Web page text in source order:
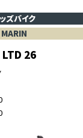
ズバイク
MARIN
26